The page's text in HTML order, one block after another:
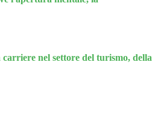
carriere nel settore del turismo, della